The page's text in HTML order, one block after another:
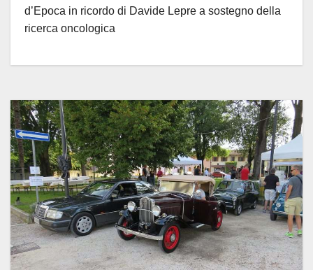
d’Epoca in ricordo di Davide Lepre a sostegno della
ricerca oncologica